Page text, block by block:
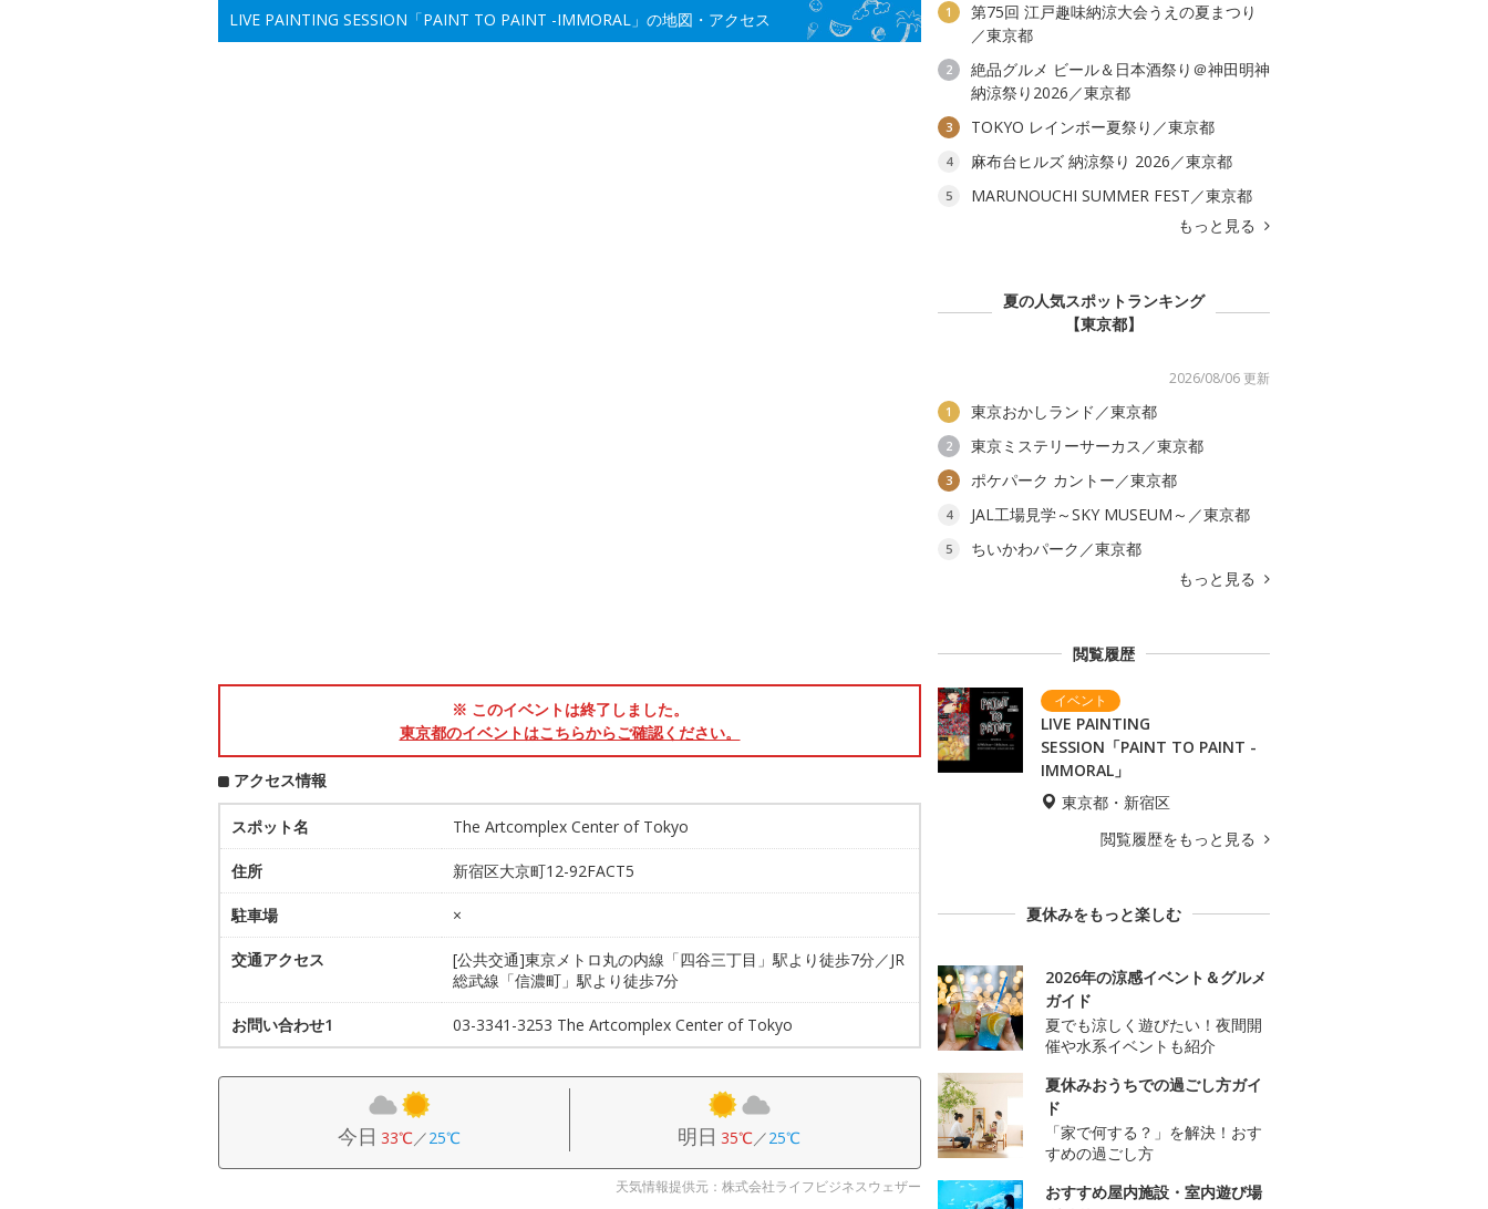
LIVE PAINTING SESSION「PAINT TO PAINT -IMMORAL」の地図・アクセス
※ このイベントは終了しました。
東京都のイベントはこちらからご確認ください。
アクセス情報
スポット名 The Artcomplex Center of Tokyo
住所 新宿区大京町12-92FACT5
駐車場 ×
交通アクセス
[公共交通]東京メトロ丸の内線「四谷三丁目」駅より徒歩7分／JR
総武線「信濃町」駅より徒歩7分
お問い合わせ1 03-3341-3253 The Artcomplex Center of Tokyo
今日 33℃／25℃ 明日 35℃／25℃
天気情報提供元：株式会社ライフビジネスウェザー
1
第75回 江戸趣味納涼大会うえの夏まつり
／東京都
2
絶品グルメ ビール＆日本酒祭り＠神田明神
納涼祭り2026／東京都
3 TOKYO レインボー夏祭り／東京都
4 麻布台ヒルズ 納涼祭り 2026／東京都
5
MARUNOUCHI SUMMER FEST／東京都
もっと見る
夏の人気スポットランキング
【東京都】
2026/08/06 更新
1 東京おかしランド／東京都
2 東京ミステリーサーカス／東京都
3 ポケパーク カントー／東京都
4 JAL工場見学～SKY MUSEUM～／東京都
5
ちいかわパーク／東京都
もっと見る
閲覧履歴
LIVE PAINTING
SESSION「PAINT TO PAINT -
IMMORAL」
東京都・新宿区
閲覧履歴をもっと見る
夏休みをもっと楽しむ
2026年の涼感イベント＆グルメ
ガイド
夏でも涼しく遊びたい！夜間開
催や水系イベントも紹介
夏休みおうちでの過ごし方ガイ
ド
「家で何する？」を解決！おす
すめの過ごし方
おすすめ屋内施設・室内遊び場